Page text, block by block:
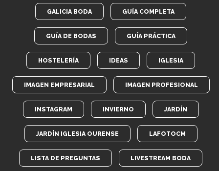
GALICIA BODA GUÍA COMPLETA
GUÍA DE BODAS GUÍA PRÁCTICA
HOSTELERÍA IDEAS IGLESIA
IMAGEN EMPRESARIAL IMAGEN PROFESIONAL
INSTAGRAM INVIERNO JARDÍN
JARDÍN IGLESIA OURENSE LAFOTOCM
LISTA DE PREGUNTAS LIVESTREAM BODA